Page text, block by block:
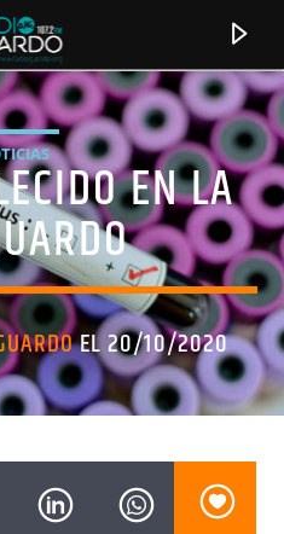
EN LA
EL 20/10/2020